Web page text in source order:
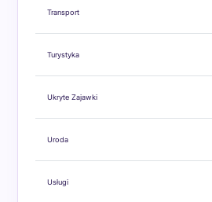
Transport
Turystyka
Ukryte Zajawki
Uroda
Usługi